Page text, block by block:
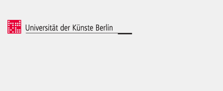
© 2026 Universität der Künste Berlin